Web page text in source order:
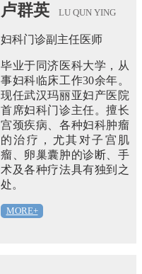
卢群英 LU QUN YING
妇科门诊副主任医师
毕业于同济医科大学，从
事妇科临床工作30余年。
现任武汉玛丽亚妇产医院
首席妇科门诊主任。擅长
宫颈疾病、各种妇科肿瘤
的治疗，尤其对子宫肌
瘤、卵巢囊肿的诊断、手
术及各种疗法具有独到之
处。
MORE+